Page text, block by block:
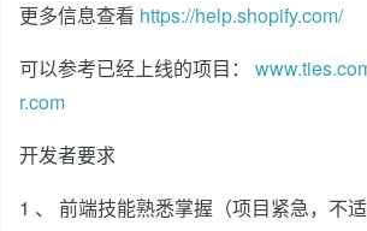
更多信息查看 https://help.shopify.com/
可以参考已经上线的项目：
r.com
开发者要求
1 、 前端技能熟悉掌握（项目紧急，不